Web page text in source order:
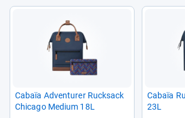
Cabaïa Adven­turer Ruck­sack
Chi­cago Medium 18L
Cabaïa
23L